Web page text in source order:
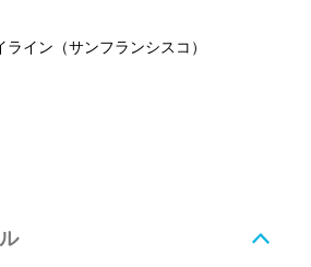
ライン（サンフランシスコ）